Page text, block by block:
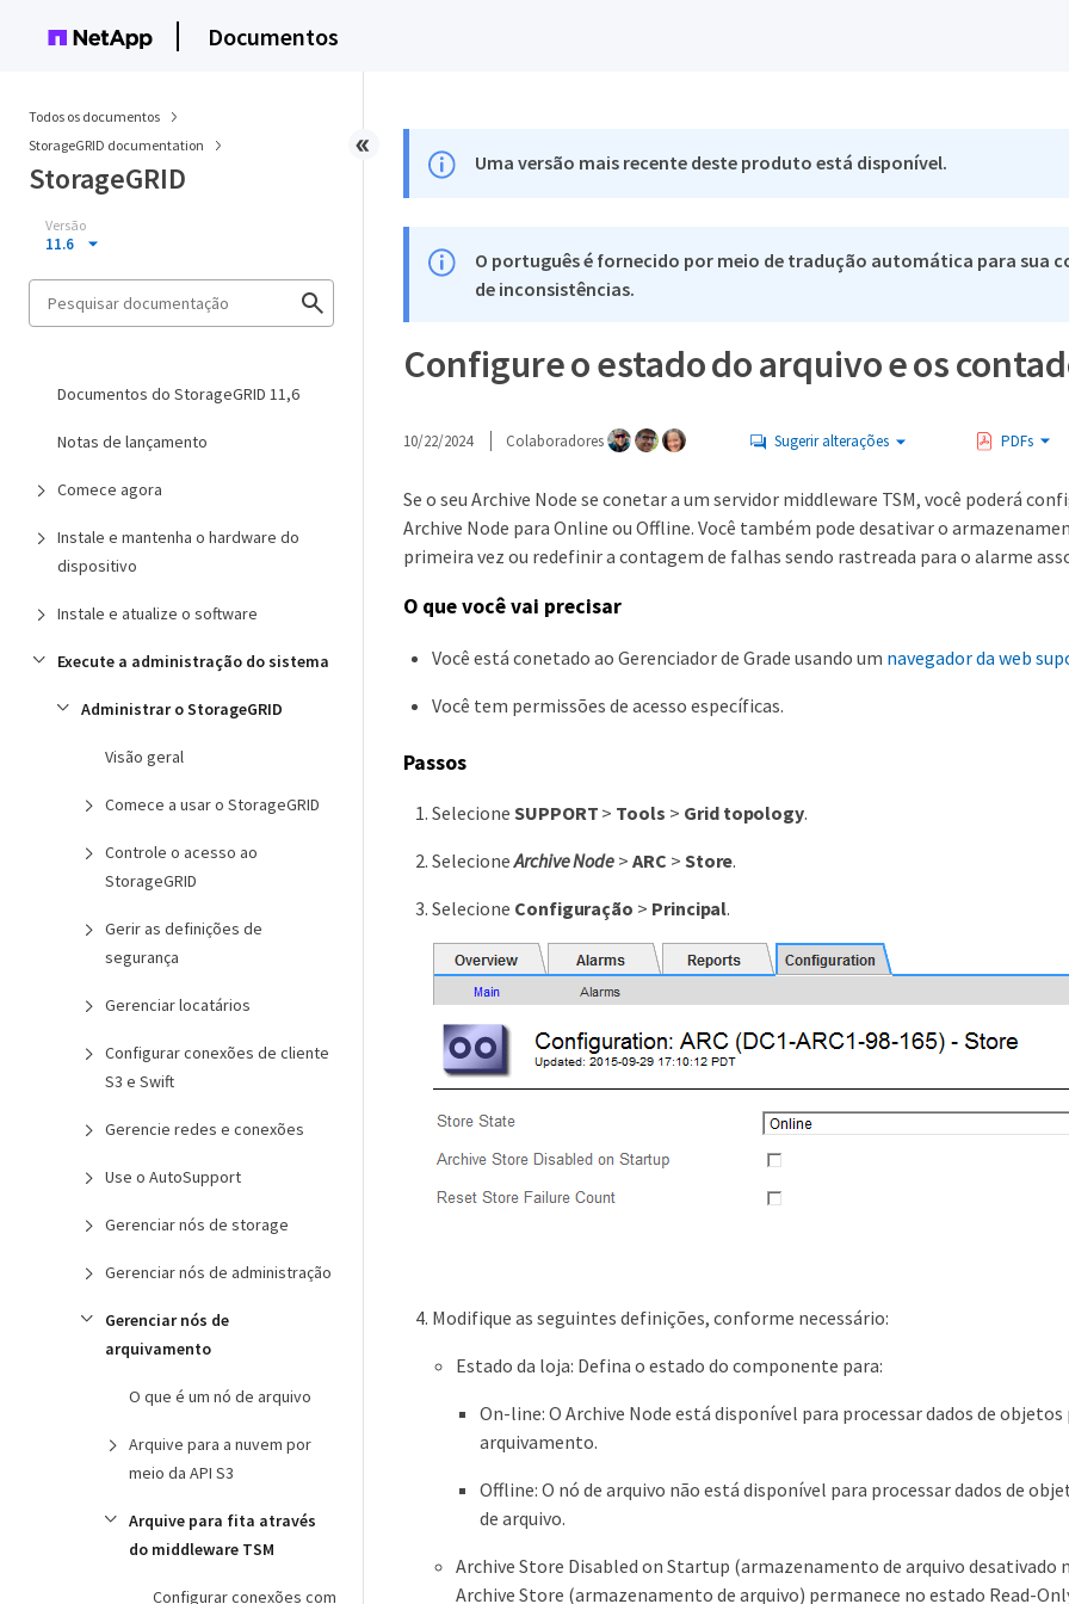
Documentos
Todos os documentos
StorageGRID documentation
StorageGRID
Versão
11.6
Documentos do StorageGRID 11,6
Notas de lançamento
Comece agora
Instale e mantenha o hardware do
dispositivo
Instale e atualize o software
Execute a administração do sistema
Administrar o StorageGRID
Visão geral
Comece a usar o StorageGRID
Controle o acesso ao
StorageGRID
Gerir as definições de
segurança
Gerenciar locatários
Configurar conexões de cliente
S3 e Swift
Gerencie redes e conexões
Use o AutoSupport
Gerenciar nós de storage
Gerenciar nós de administração
Gerenciar nós de
arquivamento
O que é um nó de arquivo
Arquive para a nuvem por
meio da API S3
Arquive para fita através
do middleware TSM
Configurar conexões com
Uma versão mais recente deste produto está disponível.
O português é fornecido por meio de tradução automática para sua
de inconsistências.
Configure o estado do arquivo e os
10/22/2024 Colaboradores Sugerir alterações PDFs
Se o seu Archive Node se conetar a um servidor middleware TSM, você poderá
Archive Node para Online ou Offline. Você também pode desativar o
primeira vez ou redefinir a contagem de falhas sendo rastreada para o alarme
O que você vai precisar
Você está conetado ao Gerenciador de Grade usando um navegador da web
Você tem permissões de acesso específicas.
Passos
Selecione SUPPORT > Tools > Grid topology.
SelecioneArchive Node >ARC > Store.
Selecione Configuração > Principal.
Modifique as seguintes definições, conforme necessário:
Estado da loja: Defina o estado do componente para:
On-line: O Archive Node está disponível para processar dados de
arquivamento.
Offline: O nó de arquivo não está disponível para processar dados de
de arquivo.
Archive Store Disabled on Startup (armazenamento de arquivo
Archive Store (armazenamento de arquivo) permanece no estado Read-